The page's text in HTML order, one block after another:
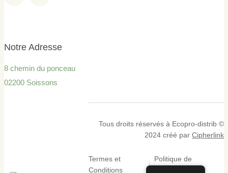
Notre Adresse
8 chemin du ponceau
02200 Soissons
Tous droits réservés à Ecopro-distrib ©
2024 créé par Cipherlink
Termes et
Conditions
Politique de